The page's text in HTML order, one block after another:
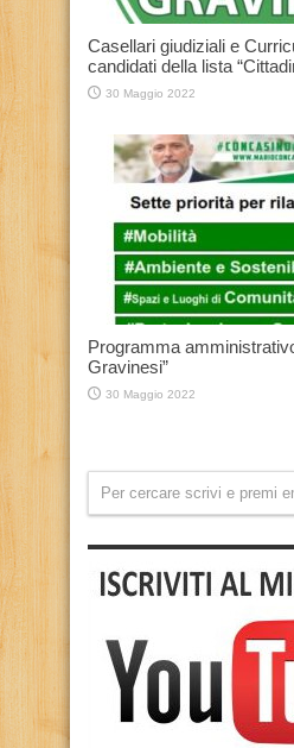
Casellari giudiziali e
candidati della lista
30 Maggio 2022
Programma
Gravinesi”
30 Maggio 2022